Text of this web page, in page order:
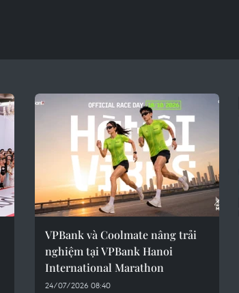
VPBank và Coolmate nâng trải
nghiệm tại VPBank Hanoi
International Marathon
24/07/2026 08:40